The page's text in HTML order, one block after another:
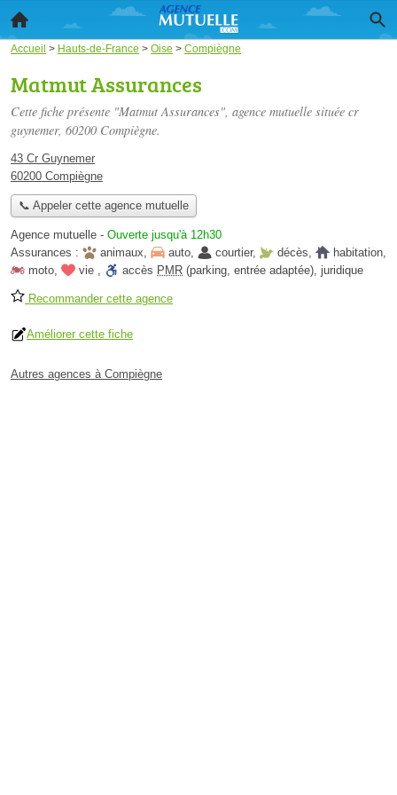
Accueil > Hauts-de-France > Oise > Compiègne
Matmut Assurances
Cette fiche présente "Matmut Assurances", agence mutuelle située cr
guynemer, 60200 Compiègne.
43 Cr Guynemer
60200 Compiègne
📞 Appeler cette agence mutuelle
Agence mutuelle - Ouverte jusqu'à 12h30
Assurances :
animaux, auto, courtier, décès, habitation,
moto, vie , accès PMR (parking, entrée adaptée), juridique
Recommander cette agence
Améliorer cette fiche
Autres agences à Compiègne